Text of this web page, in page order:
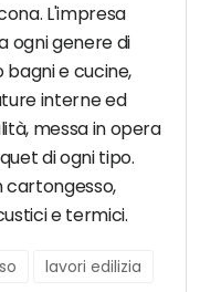
L'impresa
ogni genere di
e cucine,
interne ed
messa in opera
di ogni tipo.
cartongesso,
e termici.
lavori edilizia